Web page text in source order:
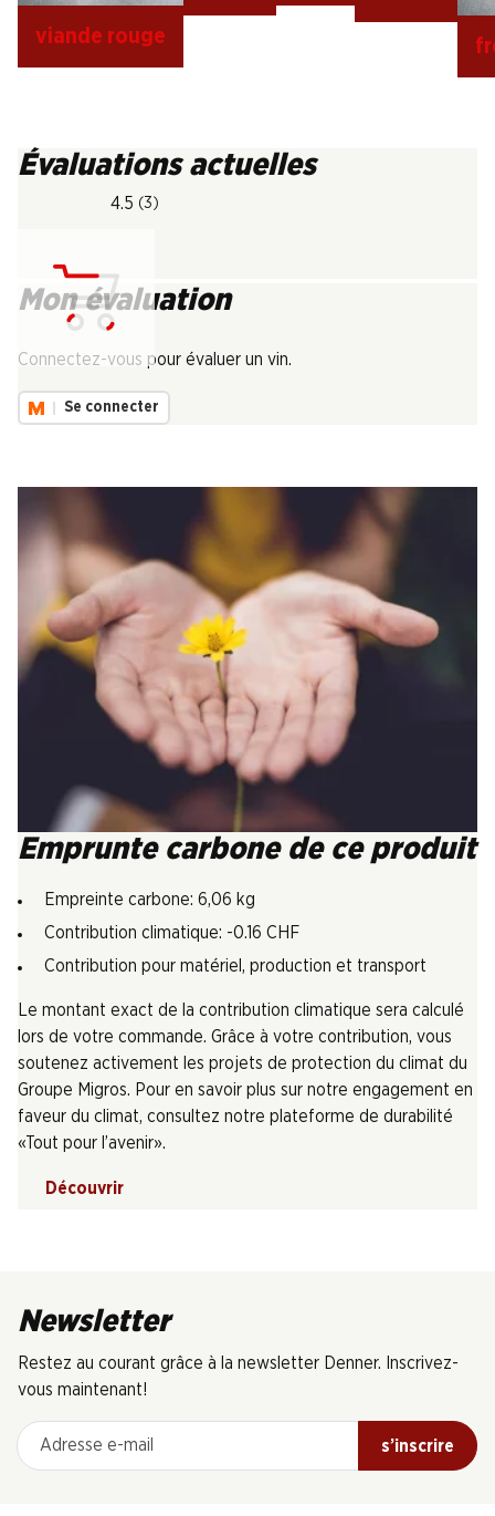
viande rouge
Évaluations actuelles
4.5 (3)
Mon évaluation
Connectez-vous pour évaluer un vin.
Se connecter
Emprunte carbone de ce produit
Empreinte carbone: 6,06 kg
Contribution climatique: -0.16 CHF
Contribution pour matériel, production et transport
Le montant exact de la contribution climatique sera calculé
lors de votre commande. Grâce à votre contribution, vous
soutenez activement les projets de protection du climat du
Groupe Migros. Pour en savoir plus sur notre engagement en
faveur du climat, consultez notre plateforme de durabilité
«Tout pour l’avenir».
Découvrir
Newsletter
Restez au courant grâce à la newsletter Denner. Inscrivez-
vous maintenant!
Adresse e-mail
s’inscrire